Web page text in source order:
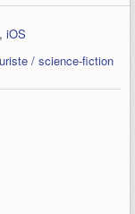
, iOS
/ science-fiction